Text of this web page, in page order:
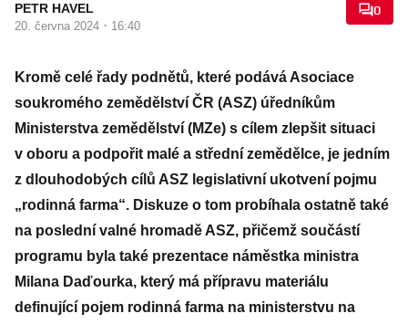
PETR HAVEL
20. června 2024 · 16:40
0
Kromě celé řady podnětů, které podává Asociace
soukromého zemědělství ČR (ASZ) úředníkům
Ministerstva zemědělství (MZe) s cílem zlepšit situaci
v oboru a podpořit malé a střední zemědělce, je jedním
z dlouhodobých cílů ASZ legislativní ukotvení pojmu
„rodinná farma“. Diskuze o tom probíhala ostatně také
na poslední valné hromadě ASZ, přičemž součástí
programu byla také prezentace náměstka ministra
Milana Daďourka, který má přípravu materiálu
definující pojem rodinná farma na ministerstvu na